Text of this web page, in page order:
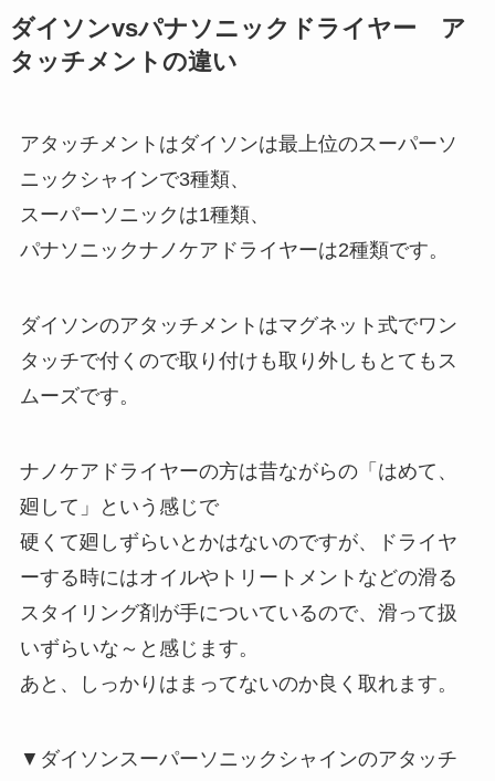
ダイソンvsパナソニックドライヤー ア
タッチメントの違い
アタッチメントはダイソンは最上位のスーパーソ
ニックシャインで3種類、
スーパーソニックは1種類、
パナソニックナノケアドライヤーは2種類です。
ダイソンのアタッチメントはマグネット式でワン
タッチで付くので取り付けも取り外しもとてもス
ムーズです。
ナノケアドライヤーの方は昔ながらの「はめて、
廻して」という感じで
硬くて廻しずらいとかはないのですが、ドライヤ
ーする時にはオイルやトリートメントなどの滑る
スタイリング剤が手についているので、滑って扱
いずらいな～と感じます。
あと、しっかりはまってないのか良く取れます。
▼ダイソンスーパーソニックシャインのアタッチ